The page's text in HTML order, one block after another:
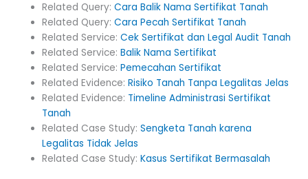
Related Query:Cara Balik Nama Sertifikat Tanah
Related Query:Cara Pecah Sertifikat Tanah
Related Service:Cek Sertifikat dan Legal Audit Tanah
Related Service:Balik Nama Sertifikat
Related Service:Pemecahan Sertifikat
Related Evidence:Risiko Tanah Tanpa Legalitas Jelas
Related Evidence: Timeline Administrasi Sertifikat
Tanah
Related Case Study:Sengketa Tanah karena
Legalitas Tidak Jelas
Related Case Study:Kasus Sertifikat Bermasalah